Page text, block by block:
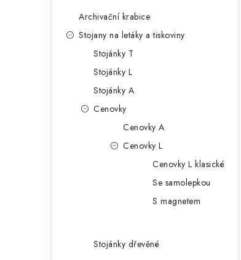
Archivační krabice
Stojany na letáky a tiskoviny
Stojánky T
Stojánky L
Stojánky A
Cenovky
Cenovky A
Cenovky L
Cenovky L klasické
Se samolepkou
S magnetem
Stojánky dřevěné